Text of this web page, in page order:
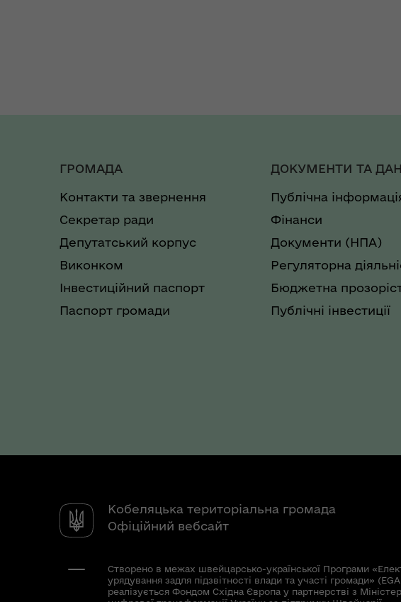
ГРОМАДА
Контакти та звернення
Секретар ради
Депутатський корпус
Виконком
Інвестиційний паспорт
Паспорт громади
ДОКУМЕНТИ ТА
Публічна
Фінанси
Документи (НПА)
Регуляторна
Бюджетна
Публічні інвестиції
Кобеляцька територіальна громада
Офіційний вебсайт
Створено в межах швейцарсько-української Програми
урядування задля підзвітності влади та участі громади»
реалізується Фондом Східна Європа у партнерстві з